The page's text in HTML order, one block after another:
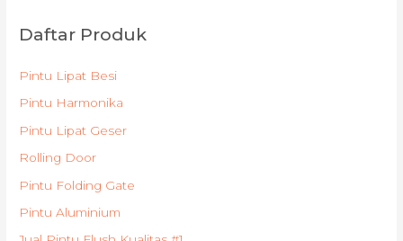
Daftar Produk
Pintu Lipat Besi
Pintu Harmonika
Pintu Lipat Geser
Rolling Door
Pintu Folding Gate
Pintu Aluminium